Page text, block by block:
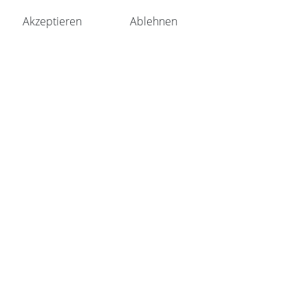
Akzeptieren Ablehnen